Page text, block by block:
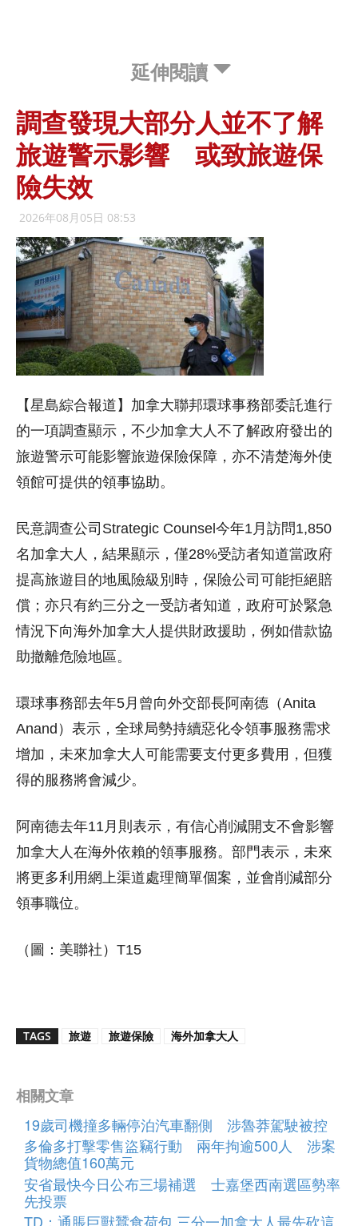
延伸閱讀
調查發現大部分人並不了解
旅遊警示影響 或致旅遊保
險失效
2026年08月05日 08:53
【星島綜合報道】加拿大聯邦環球事務部委託進行
的一項調查顯示，不少加拿大人不了解政府發出的
旅遊警示可能影響旅遊保險保障，亦不清楚海外使
領館可提供的領事協助。
民意調查公司Strategic Counsel今年1月訪問1,850
名加拿大人，結果顯示，僅28%受訪者知道當政府
提高旅遊目的地風險級別時，保險公司可能拒絕賠
償；亦只有約三分之一受訪者知道，政府可於緊急
情況下向海外加拿大人提供財政援助，例如借款協
助撤離危險地區。
環球事務部去年5月曾向外交部長阿南德（Anita
Anand）表示，全球局勢持續惡化令領事服務需求
增加，未來加拿大人可能需要支付更多費用，但獲
得的服務將會減少。
阿南德去年11月則表示，有信心削減開支不會影響
加拿大人在海外依賴的領事服務。部門表示，未來
將更多利用網上渠道處理簡單個案，並會削減部分
領事職位。
（圖：美聯社）T15
TAGS 旅遊 旅遊保險 海外加拿大人
相關文章
19歲司機撞多輛停泊汽車翻側 涉魯莽駕駛被控
多倫多打擊零售盜竊行動 兩年拘逾500人 涉案
貨物總值160萬元
安省最快今日公布三場補選 士嘉堡西南選區勢率
先投票
TD：通脹巨獸蠶食荷包 三分一加拿大人最先砍這